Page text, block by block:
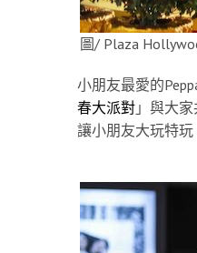
圖/ Plaza
小朋友最愛的
春大派對」與大家
讓小朋友大玩特玩